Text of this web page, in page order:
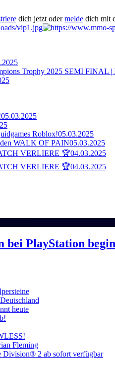
dich jetzt odermelde dich mit
Trophy 2025 SEMI FINAL |
05.03.2025
Roblox!05.03.2025
WALK OF PAIN05.03.2025
VERLIERE 🏆04.03.2025
VERLIERE 🏆04.03.2025
bei PlayStation
heute
Fleming
Division® 2 ab sofort verfügbar